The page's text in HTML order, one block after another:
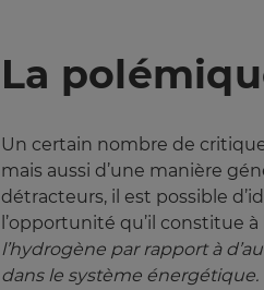
La
Un certain nombre de
mais aussi d’une manière
détracteurs, il est possible
l’opportunité qu’il constitue
l’hydrogène par rapport à
dans le système